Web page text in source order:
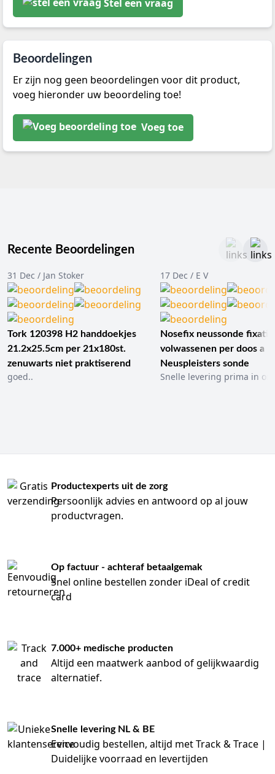
Stel een vraag
Beoordelingen
Er zijn nog geen beoordelingen voor dit product,
voeg hieronder uw beoordeling toe!
Voeg toe
Recente Beoordelingen
31 Dec / Jan Stoker
Tork 120398 H2 handdoekjes
21.2x25.5cm per 21x180st.
zenuwarts niet praktiserend
goed..
17 Dec / E V
Nosefix neussonde
volwassenen per doos a
Neuspleisters sonde
Snelle levering prima in
Productexperts uit de zorg
Persoonlijk advies en antwoord op al jouw
productvragen.
Op factuur - achteraf betaalgemak
Snel online bestellen zonder iDeal of credit
card
7.000+ medische producten
Altijd een maatwerk aanbod of gelijkwaardig
alternatief.
Snelle levering NL & BE
Eenvoudig bestellen, altijd met Track & Trace |
Duidelijke voorraad en levertijden